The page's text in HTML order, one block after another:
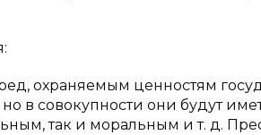
охраняемым ценностям
в совокупности они будут
так и моральным и т. д.